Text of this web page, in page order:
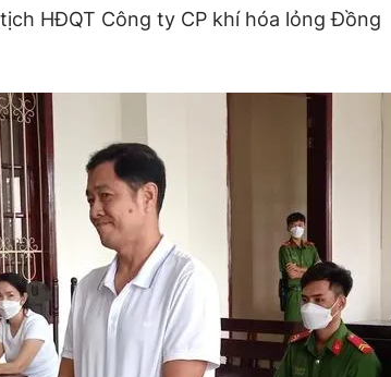
HĐQT Công ty CP khí hóa lỏng Đồng